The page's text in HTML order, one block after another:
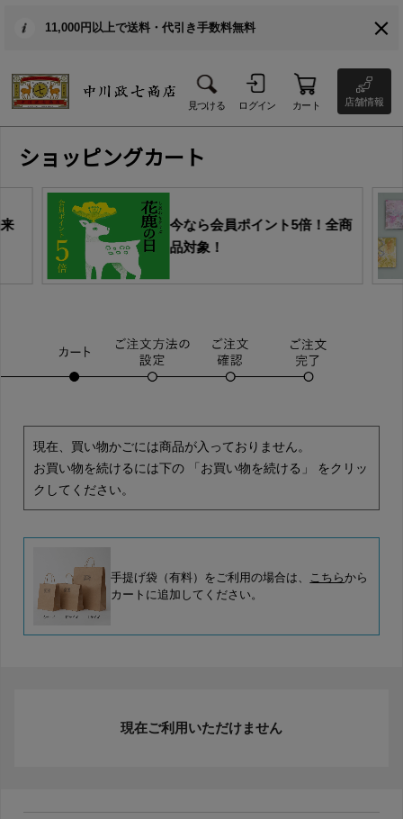
11,000円以上で送料・代引き手数料無料
見つける ログイン カート 店舗情報
ショッピングカート
今なら会員ポイント5倍！全商
品対象！
現在、買い物かごには商品が入っておりません。
お買い物を続けるには下の 「お買い物を続ける」 をクリッ
クしてください。
手提げ袋（有料）をご利用の場合は、 こちらから
カートに追加してください。
現在ご利用いただけません